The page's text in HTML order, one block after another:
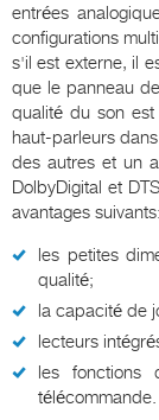
entrées
configurations
s'il est externe, il
que le panneau
qualité du son
haut-parleurs
des autres et un
DolbyDigital et
avantages suivants:
les petites
qualité;
la capacité de
lecteurs
les fonctions
télécommande.